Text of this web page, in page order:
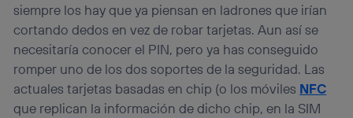
siempre los hay que ya piensan en ladrones que irían
cortando dedos en vez de robar tarjetas. Aun así se
necesitaría conocer el PIN, pero ya has conseguido
romper uno de los dos soportes de la seguridad. Las
actuales tarjetas basadas en chip (o los móviles NFC
que replican la información de dicho chip, en la SIM